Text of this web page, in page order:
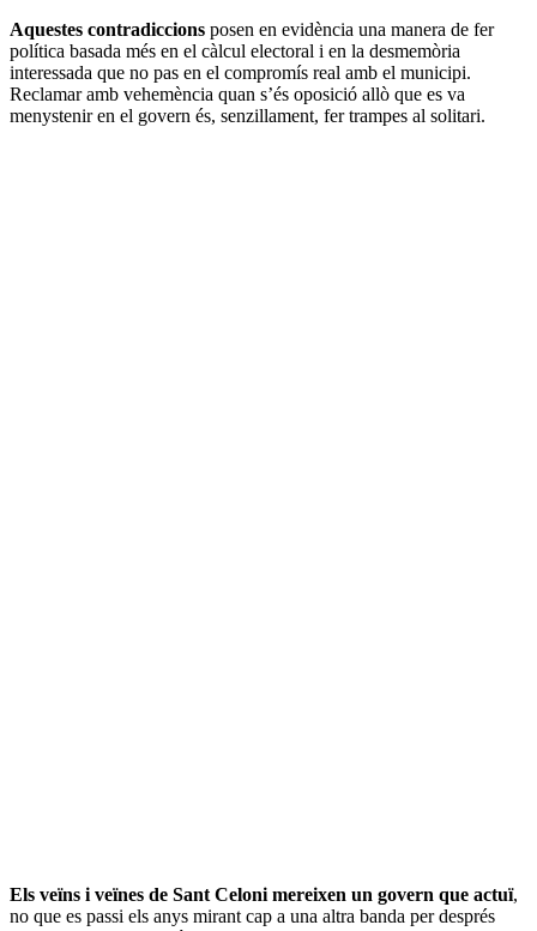
Aquestes contradiccions posen en evidència una manera de fer
política basada més en el càlcul electoral i en la desmemòria
interessada que no pas en el compromís real amb el municipi.
Reclamar amb vehemència quan s’és oposició allò que es va
menystenir en el govern és, senzillament, fer trampes al solitari.
Els veïns i veïnes de Sant Celoni mereixen un govern que actuï,
no que es passi els anys mirant cap a una altra banda per després